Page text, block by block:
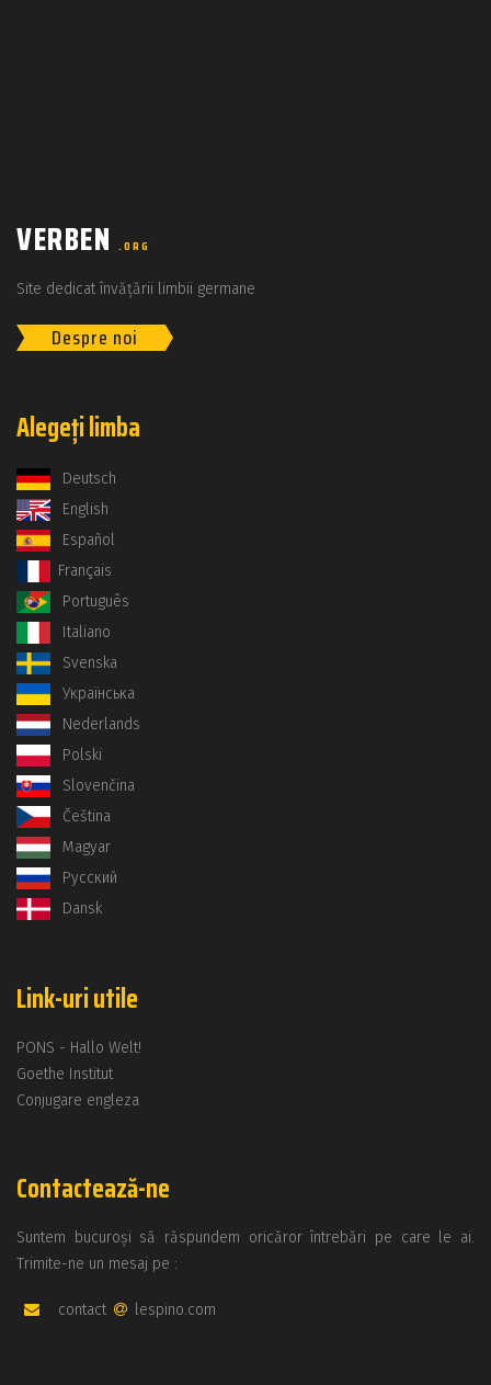
VERBEN .ORG
Site dedicat învățării limbii germane
Despre noi
Alegeți limba
Deutsch
English
Español
Français
Português
Italiano
Svenska
Українська
Nederlands
Polski
Slovenčina
Čeština
Magyar
Русский
Dansk
Link-uri utile
PONS - Hallo Welt!
Goethe Institut
Conjugare engleza
Contactează-ne
Suntem bucuroși să răspundem oricăror întrebări pe care le ai.
Trimite-ne un mesaj pe :
contact lespino.com